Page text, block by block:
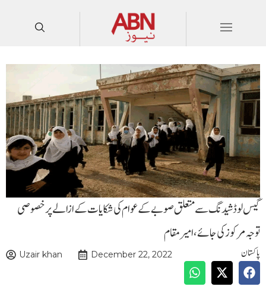
گیس لوڈ شیدنگ سے متعلق صوبے کے عوام کی شکایات کے ازالے پر خصو صی
توجہ مرکوز کی جائے ، امیر مقام
پاکستان Uzair khan December 22, 2022